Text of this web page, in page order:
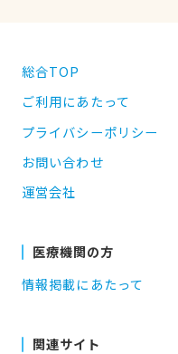
総合TOP
ご利用にあたって
プライバシーポリシー
お問い合わせ
運営会社
医療機関の方
情報掲載にあたって
関連サイト